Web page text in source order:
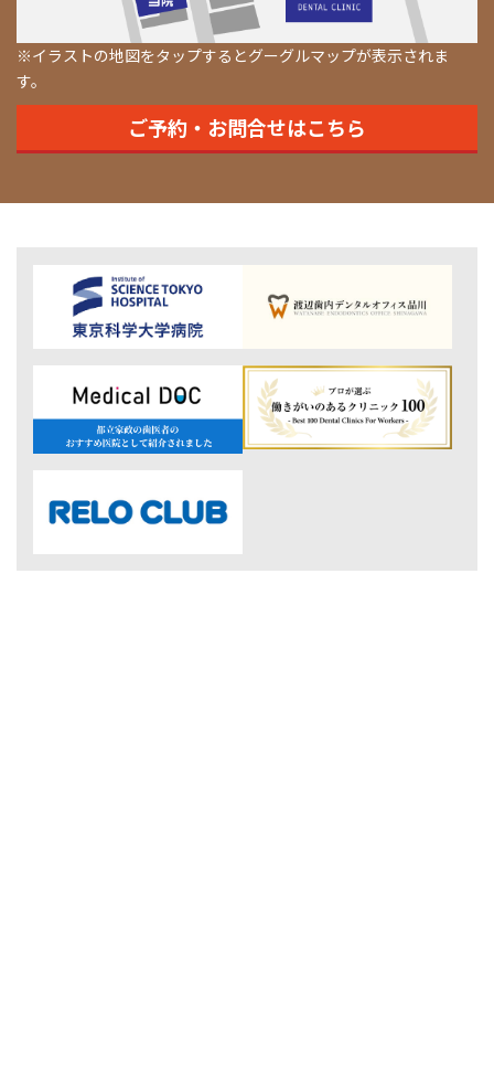
※イラストの地図をタップするとグーグルマップが表示されま
す。
ご予約・お問合せはこちら